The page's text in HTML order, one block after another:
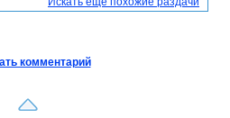
комментарий